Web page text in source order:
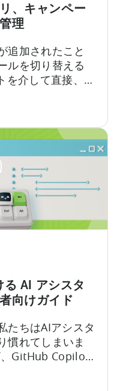
、キャンペー
理
追加されたこと
ルを切り替える
を介して直接、キ
・管理を行え
MCP）サーバー
ことを発表しま
タントによるア
初のモバイル計
ります。
AI アシスタ
向けガイド
たちはAIアシスタ
慣れてしまいま
、GitHub Copilot
に入ります。